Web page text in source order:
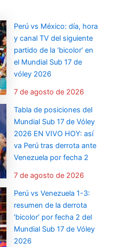
Perú vs México: día, hora
y canal TV del siguiente
partido de la ‘bicolor’ en
el Mundial Sub 17 de
vóley 2026
7 de agosto de 2026
Tabla de posiciones del
Mundial Sub 17 de Vóley
2026 EN VIVO HOY: así
va Perú tras derrota ante
Venezuela por fecha 2
7 de agosto de 2026
Perú vs Venezuela 1-3:
resumen de la derrota
‘bicolor’ por fecha 2 del
Mundial Sub 17 de Vóley
2026